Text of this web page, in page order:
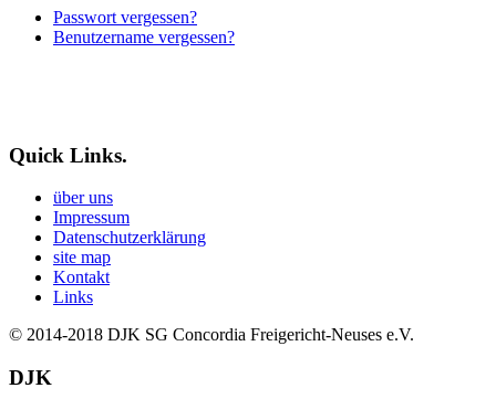
Passwort vergessen?
Benutzername vergessen?
Quick Links.
über uns
Impressum
Datenschutzerklärung
site map
Kontakt
Links
© 2014-2018 DJK SG Concordia Freigericht-Neuses e.V.
DJK